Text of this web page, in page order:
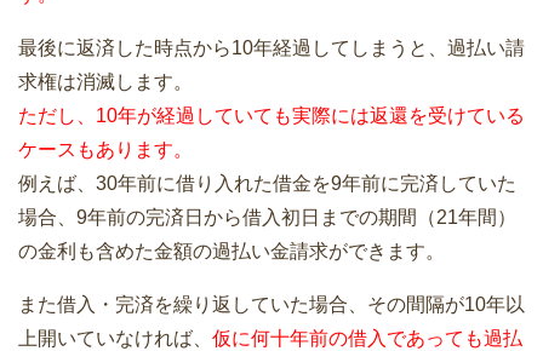
最後に返済した時点から10年経過してしまうと、過払い請
求権は消滅します。
ただし、10年が経過していても実際には返還を受けている
ケースもあります。
例えば、30年前に借り入れた借金を9年前に完済していた
場合、9年前の完済日から借入初日までの期間（21年間）
の金利も含めた金額の過払い金請求ができます。
また借入・完済を繰り返していた場合、その間隔が10年以
上開いていなければ、 仮に何十年前の借入であっても過払